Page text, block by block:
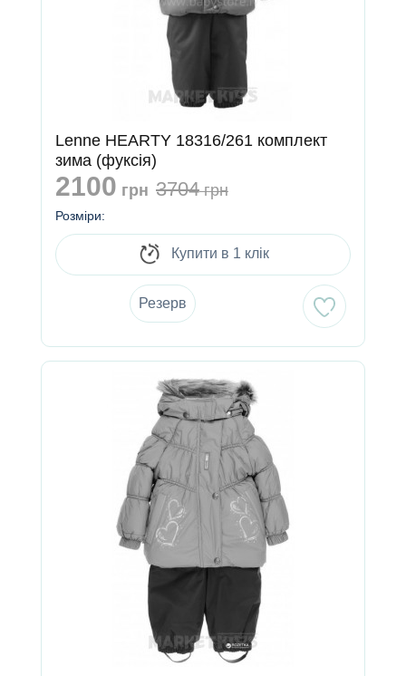
Lenne HEARTY 18316/261 комплект
зима (фуксія)
2100 грн 3704грн
Розміри:
Купити в 1 клік
Резерв